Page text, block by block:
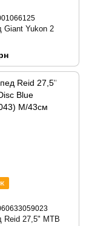
Giant Yukon 2
Reid 27,5" MTB